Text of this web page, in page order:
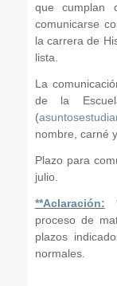
que cumplan
comunicarse
la carrera de
lista.
La
de la
(
nombre, carné
Plazo para
julio.
**Aclaración:
proceso de
plazos
normales.